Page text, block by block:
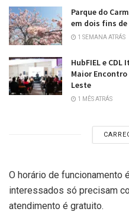
Parque do
em dois fins de
1 SEMANA ATRÁS
HubFIEL e
Maior
Leste
1 MÊS ATRÁS
O horário de funcionamento
interessados só precisam
atendimento é gratuito.